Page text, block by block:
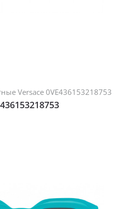
Versace 0VE436153218753